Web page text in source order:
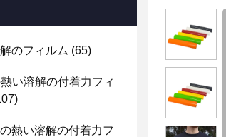
のフィルム (65)
い溶解の付着力フィ
熱い溶解の付着力フ